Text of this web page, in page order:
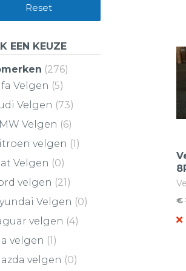
€
Reset
EEN KEUZE
(276)
Velgen (5)
Velgen (73)
Velgen (6)
velgen (1)
Velgen (0)
velgen (21)
Velgen (0)
velgen (4)
velgen (1)
velgen (0)